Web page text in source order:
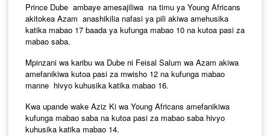
Prince Dube ambaye amesajiliwa na timu ya Young Africans
akitokea Azam anashikilia nafasi ya pili akiwa amehusika
katika mabao 17 baada ya kufunga mabao 10 na kutoa pasi za
mabao saba.
Mpinzani wa karibu wa Dube ni Feisal Salum wa Azam akiwa
amefanikiwa kutoa pasi za mwisho 12 na kufunga mabao
manne hivyo kuhusika katika mabao 16.
Kwa upande wake Aziz Ki wa Young Africans amefanikiwa
kufunga mabao saba na kutoa pasi za mabao saba hivyo
kuhusika katika mabao 14.